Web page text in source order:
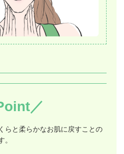
／
らと柔らかなお肌に戻すことの
。